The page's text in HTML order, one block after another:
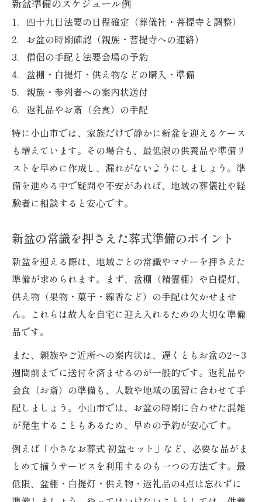
ト
葬式後の初盆を6月から無理なく進める方法
前倒しで始める新盆準備の実践ポイント
6月に必要な葬式・新盆チェックリスト
家族だけで無理なく進める新盆の工夫
新盆準備でやってはいけない注意点まとめ
新盆準備のスケジュール例
四十九日法要の日程確定（葬儀社・菩提寺と調整）
お盆の時期確認（親族・菩提寺への連絡）
僧侶の手配と法要会場の予約
盆棚・白提灯・供え物などの購入・準備
親族・参列者への案内状送付
返礼品やお斎（会食）の手配
特に小山市では、家族だけで静かに新盆を迎えるケース
も増えています。その場合も、最低限の供養品や準備リ
ストを早めに作成し、漏れがないようにしましょう。準
備を進める中で疑問や不安があれば、地域の葬儀社や経
験者に相談すると安心です。
新盆の常識を押さえた葬式準備のポイント
新盆を迎える際は、地域ごとの常識やマナーを押さえた
準備が求められます。まず、盆棚（精霊棚）や白提灯、
供え物（果物・菓子・線香など）の手配は欠かせませ
ん。これらは故人を自宅に迎え入れるための大切な準備
品です。
また、親族やご近所への案内状は、遅くともお盆の2～3
週間前までに送付を済ませるのが一般的です。返礼品や
会食（お斎）の準備も、人数や地域の風習に合わせて手
配しましょう。小山市では、お盆の時期に合わせた混雑
が発生することもあるため、早めの予約が安心です。
例えば「小さなお葬式 初盆セット」など、必要な品がま
とめて揃うサービスを利用するのも一つの方法です。最
低限、盆棚・白提灯・供え物・返礼品の4点は忘れずに